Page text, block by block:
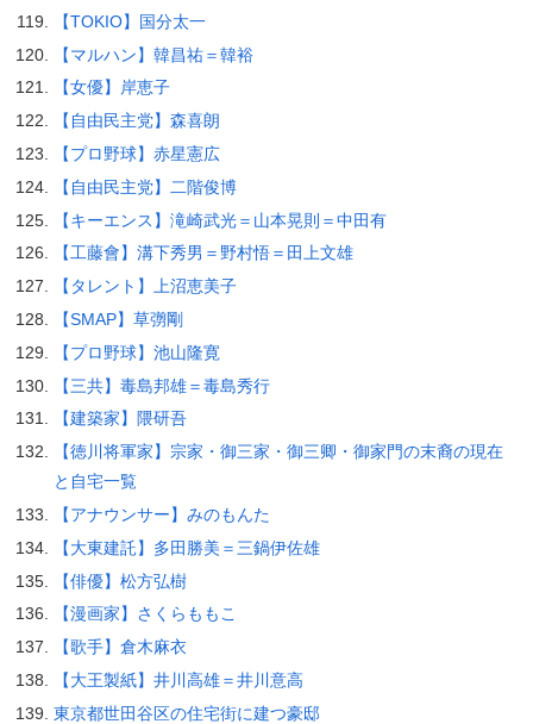
【TOKIO】国分太一
【マルハン】韓昌祐＝韓裕
【女優】岸恵子
【自由民主党】森喜朗
【プロ野球】赤星憲広
【自由民主党】二階俊博
【キーエンス】滝崎武光＝山本晃則＝中田有
【工藤會】溝下秀男＝野村悟＝田上文雄
【タレント】上沼恵美子
【SMAP】草彅剛
【プロ野球】池山隆寛
【三共】毒島邦雄＝毒島秀行
【建築家】隈研吾
【徳川将軍家】宗家・御三家・御三卿・御家門の末裔の現在
と自宅一覧
【アナウンサー】みのもんた
【大東建託】多田勝美＝三鍋伊佐雄
【俳優】松方弘樹
【漫画家】さくらももこ
【歌手】倉木麻衣
【大王製紙】井川高雄＝井川意高
東京都世田谷区の住宅街に建つ豪邸